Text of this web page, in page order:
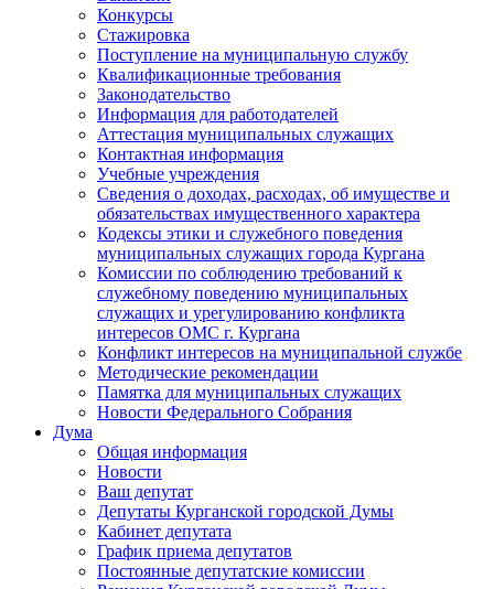
Конкурсы
Стажировка
Поступление на муниципальную службу
Квалификационные требования
Законодательство
Информация для работодателей
Аттестация муниципальных служащих
Контактная информация
Учебные учреждения
Сведения о доходах, расходах, об имуществе и
обязательствах имущественного характера
Кодексы этики и служебного поведения
муниципальных служащих города Кургана
Комиссии по соблюдению требований к
служебному поведению муниципальных
служащих и урегулированию конфликта
интересов ОМС г. Кургана
Конфликт интересов на муниципальной службе
Методические рекомендации
Памятка для муниципальных служащих
Новости Федерального Cобрания
Дума
Общая информация
Новости
Ваш депутат
Депутаты Курганской городской Думы
Кабинет депутата
График приема депутатов
Постоянные депутатские комиссии